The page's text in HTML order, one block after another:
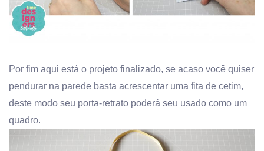
Por fim aqui está o projeto finalizado, se acaso você quiser
pendurar na parede basta acrescentar uma fita de cetim,
deste modo seu porta-retrato poderá seu usado como um
quadro.